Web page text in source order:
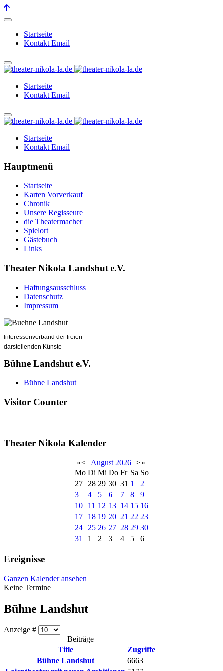
Startseite
Kontakt Email
Startseite
Kontakt Email
Startseite
Kontakt Email
Hauptmenü
Startseite
Karten Vorverkauf
Chronik
Unsere Regisseure
die Theatermacher
Spielort
Gästebuch
Links
Theater Nikola Landshut e.V.
Haftungsausschluss
Datenschutz
Impressum
Interessenverband der freien
darstellenden Künste
Bühne Landshut e.V.
Bühne Landshut
Visitor Counter
Theater Nikola Kalender
«< August 2026 >»
Mo Di Mi Do Fr Sa So
27
28 29 30 31 1
2
3
4 5 6 7 8
9
10
11 12 13 14 15 16
17
18 19 20 21 22 23
24
25 26 27 28 29 30
31
1 2 3 4 5 6
Ereignisse
Ganzen Kalender ansehen
Keine Termine
Bühne Landshut
Anzeige #
Beiträge
Title
Zugriffe
Bühne Landshut
6663